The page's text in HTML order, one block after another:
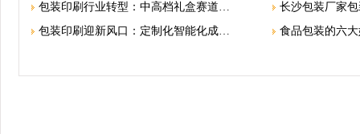
包装印刷行业转型：中高档礼盒赛道…
包装印刷迎新风口：定制化智能化成…
长沙包装厂家
食品包装的六